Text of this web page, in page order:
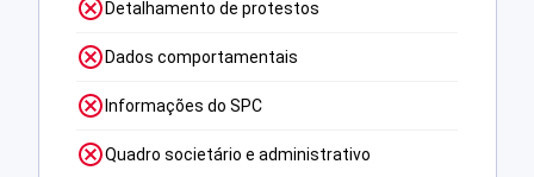
Detalhamento de protestos
Dados comportamentais
Informações do SPC
Quadro societário e administrativo